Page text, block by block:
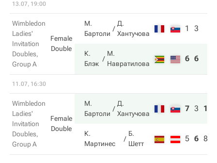
13.07, 19:00
Wimbledon
Ladies'
Invitation
Doubles,
Group A
Female
Double
М.
Бартоли
Д.
Хантучова
1 3
К.
Блэк
М.
Навратилова
6 6
11.07, 16:30
Wimbledon
Ladies'
Invitation
Doubles,
Group A
Female
Double
М.
Бартоли
Д.
Хантучова
7 3 10
К.
Мартинес
Б.
Шетт
5 6 8